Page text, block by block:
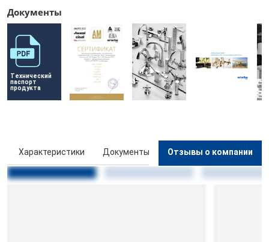
Документы
Технический
паспорт
продукта
Характеристики Документы Отзывы о компании